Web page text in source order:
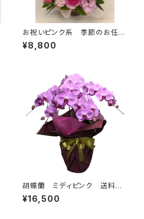
お祝いピンク系 季節のお任せ
アレンジメント 送料別 札別
¥8,800
胡蝶蘭 ミディピンク 送料別・
ラッピング別・札別
¥16,500